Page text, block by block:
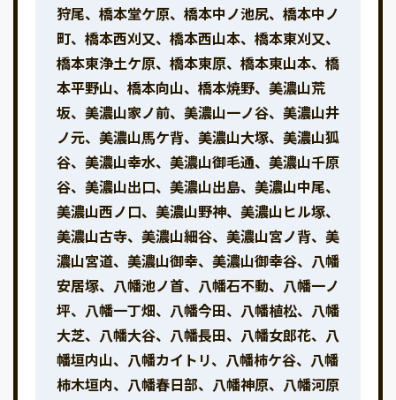
狩尾、橋本堂ケ原、橋本中ノ池尻、橋本中ノ
町、橋本西刈又、橋本西山本、橋本東刈又、
橋本東浄土ケ原、橋本東原、橋本東山本、橋
本平野山、橋本向山、橋本焼野、美濃山荒
坂、美濃山家ノ前、美濃山一ノ谷、美濃山井
ノ元、美濃山馬ケ背、美濃山大塚、美濃山狐
谷、美濃山幸水、美濃山御毛通、美濃山千原
谷、美濃山出口、美濃山出島、美濃山中尾、
美濃山西ノ口、美濃山野神、美濃山ヒル塚、
美濃山古寺、美濃山細谷、美濃山宮ノ背、美
濃山宮道、美濃山御幸、美濃山御幸谷、八幡
安居塚、八幡池ノ首、八幡石不動、八幡一ノ
坪、八幡一丁畑、八幡今田、八幡植松、八幡
大芝、八幡大谷、八幡長田、八幡女郎花、八
幡垣内山、八幡カイトリ、八幡柿ケ谷、八幡
柿木垣内、八幡春日部、八幡神原、八幡河原